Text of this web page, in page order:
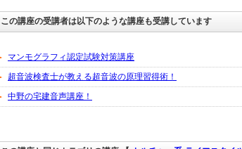
この講座の受講者は以下のような講座も受講しています
マンモグラフィ認定試験対策講座
超音波検査士が教える超音波の原理習得術！
中野の宅建音声講座！